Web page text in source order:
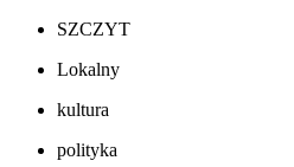
SZCZYT
Lokalny
kultura
polityka